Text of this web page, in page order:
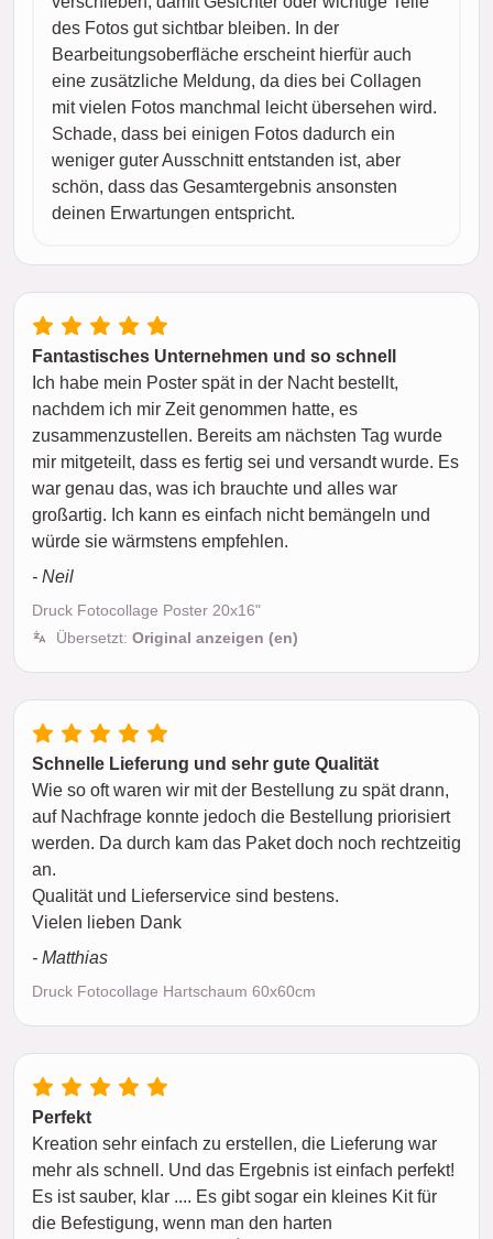
des Fotos gut sichtbar bleiben. In der
Bearbeitungsoberfläche erscheint hierfür auch
eine zusätzliche Meldung, da dies bei Collagen
mit vielen Fotos manchmal leicht übersehen wird.
Schade, dass bei einigen Fotos dadurch ein
weniger guter Ausschnitt entstanden ist, aber
schön, dass das Gesamtergebnis ansonsten
deinen Erwartungen entspricht.
Fantastisches Unternehmen und so schnell
Ich habe mein Poster spät in der Nacht bestellt,
nachdem ich mir Zeit genommen hatte, es
zusammenzustellen. Bereits am nächsten Tag wurde
mir mitgeteilt, dass es fertig sei und versandt wurde. Es
war genau das, was ich brauchte und alles war
großartig. Ich kann es einfach nicht bemängeln und
würde sie wärmstens empfehlen.
- Neil
Druck Fotocollage Poster 20x16"
Übersetzt: Original anzeigen (en)
Schnelle Lieferung und sehr gute Qualität
Wie so oft waren wir mit der Bestellung zu spät drann,
auf Nachfrage konnte jedoch die Bestellung priorisiert
werden. Da durch kam das Paket doch noch rechtzeitig
an.
Qualität und Lieferservice sind bestens.
Vielen lieben Dank
- Matthias
Druck Fotocollage Hartschaum 60x60cm
Perfekt
Kreation sehr einfach zu erstellen, die Lieferung war
mehr als schnell. Und das Ergebnis ist einfach perfekt!
Es ist sauber, klar .... Es gibt sogar ein kleines Kit für
die Befestigung, wenn man den harten